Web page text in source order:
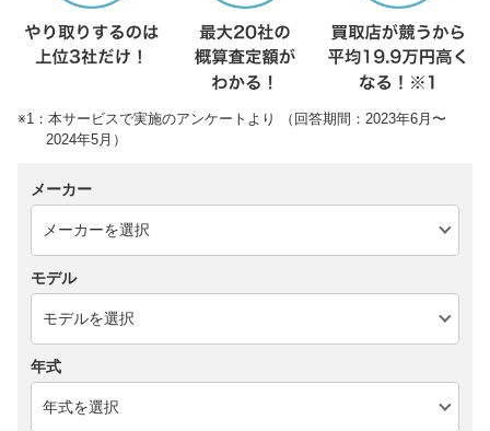
※1：本サービスで実施のアンケートより （回答期間：2023年6月〜
2024年5月）
メーカー
モデル
年式